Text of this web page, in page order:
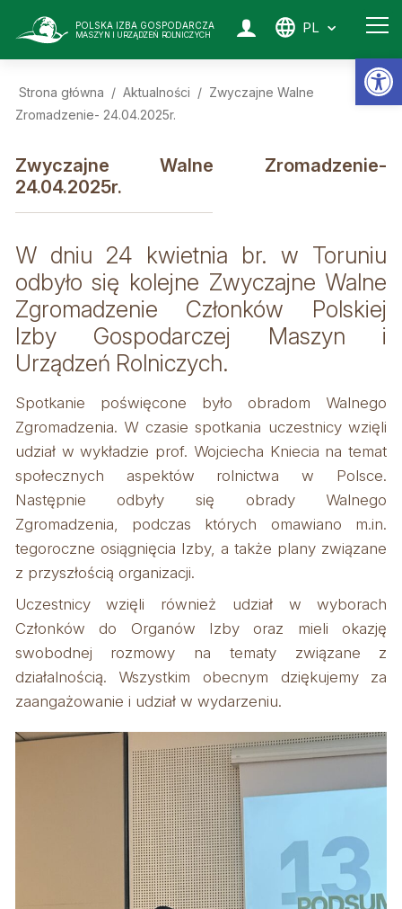
POLSKA IZBA GOSPODARCZA
MASZYN I URZĄDZEŃ ROLNICZYCH PL
Strona główna / Aktualności / Zwyczajne Walne
Zromadzenie- 24.04.2025r.
Zwyczajne Walne Zromadzenie-
24.04.2025r.
W dniu 24 kwietnia br. w Toruniu
odbyło się kolejne Zwyczajne Walne
Zgromadzenie Członków Polskiej
Izby Gospodarczej Maszyn i
Urządzeń Rolniczych.
Spotkanie poświęcone było obradom Walnego
Zgromadzenia. W czasie spotkania uczestnicy wzięli
udział w wykładzie prof. Wojciecha Kniecia na temat
społecznych aspektów rolnictwa w Polsce.
Następnie odbyły się obrady Walnego
Zgromadzenia, podczas których omawiano m.in.
tegoroczne osiągnięcia Izby, a także plany związane
z przyszłością organizacji.
Uczestnicy wzięli również udział w wyborach
Członków do Organów Izby oraz mieli okazję
swobodnej rozmowy na tematy związane z
działalnością. Wszystkim obecnym dziękujemy za
zaangażowanie i udział w wydarzeniu.